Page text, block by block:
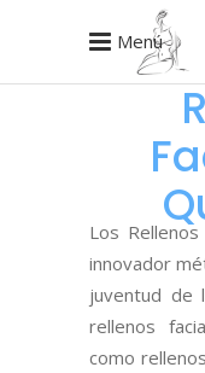
Menú
Los
innovador
juventud de
rellenos
como